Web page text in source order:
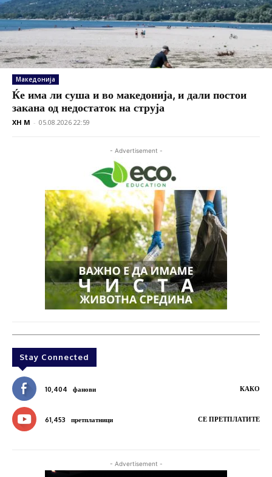
Македонија
Ќе има ли суша и во македонија, и дали постои
закана од недостаток на струја
XH M - 05.08.2026 22:59
- Advertisement -
Stay Connected
10,404 фанови КАКО
61,453 претплатници СЕ ПРЕТПЛАТИТЕ
- Advertisement -